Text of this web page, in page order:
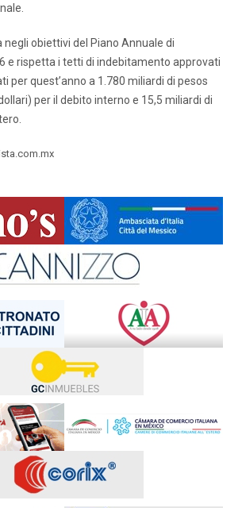
negli obiettivi del Piano Annuale di
e rispetta i tetti di indebitamento approvati
per quest’anno a 1.780 miliardi di pesos
per il debito interno e 15,5 miliardi di